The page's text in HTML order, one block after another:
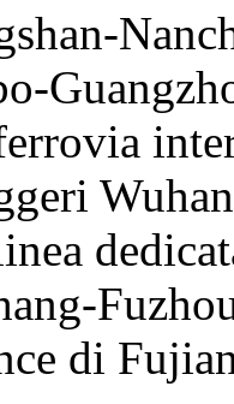
di